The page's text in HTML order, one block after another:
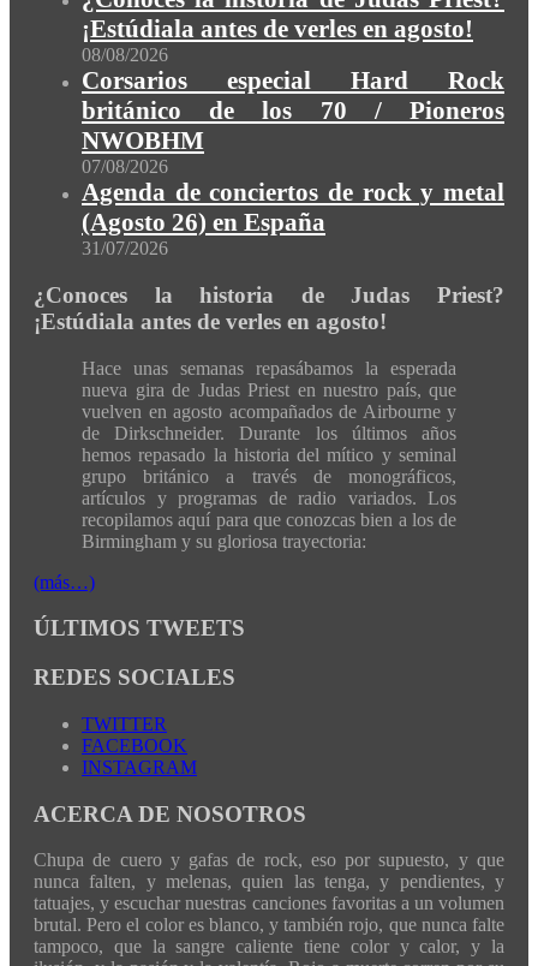
¡Estúdiala antes de verles en agosto!
08/08/2026
Corsarios especial Hard Rock
británico de los 70 / Pioneros
NWOBHM
07/08/2026
Agenda de conciertos de rock y metal
(Agosto 26) en España
31/07/2026
¿Conoces la historia de Judas Priest?
¡Estúdiala antes de verles en agosto!
Hace unas semanas repasábamos la esperada
nueva gira de Judas Priest en nuestro país, que
vuelven en agosto acompañados de Airbourne y
de Dirkschneider. Durante los últimos años
hemos repasado la historia del mítico y seminal
grupo británico a través de monográficos,
artículos y programas de radio variados. Los
recopilamos aquí para que conozcas bien a los de
Birmingham y su gloriosa trayectoria:
(más…)
ÚLTIMOS TWEETS
REDES SOCIALES
TWITTER
FACEBOOK
INSTAGRAM
ACERCA DE NOSOTROS
Chupa de cuero y gafas de rock, eso por supuesto, y que
nunca falten, y melenas, quien las tenga, y pendientes, y
tatuajes, y escuchar nuestras canciones favoritas a un volumen
brutal. Pero el color es blanco, y también rojo, que nunca falte
tampoco, que la sangre caliente tiene color y calor, y la